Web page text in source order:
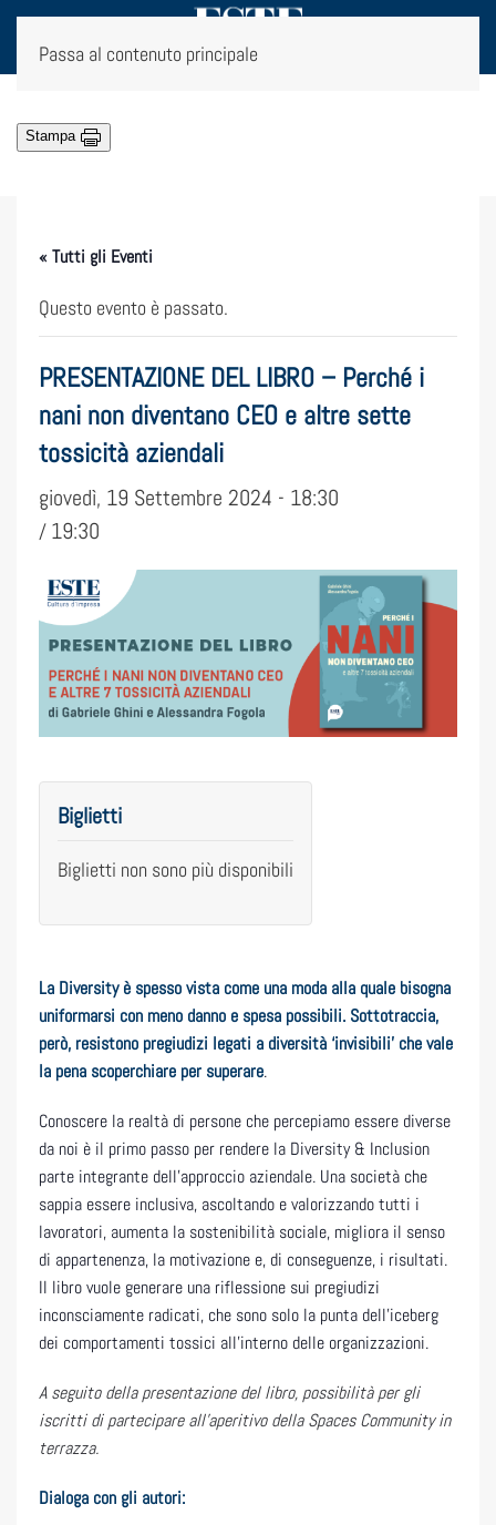
Passa al contenuto principale
Stampa
« Tutti gli Eventi
Questo evento è passato.
PRESENTAZIONE DEL LIBRO – Perché i
nani non diventano CEO e altre sette
tossicità aziendali
giovedì, 19 Settembre 2024 - 18:30
/ 19:30
Biglietti
Biglietti non sono più disponibili
La Diversity è spesso vista come una moda alla quale bisogna
uniformarsi con meno danno e spesa possibili. Sottotraccia,
però, resistono pregiudizi legati a diversità ‘invisibili’ che vale
la pena scoperchiare per superare.
Conoscere la realtà di persone che percepiamo essere diverse
da noi è il primo passo per rendere la Diversity & Inclusion
parte integrante dell’approccio aziendale. Una società che
sappia essere inclusiva, ascoltando e valorizzando tutti i
lavoratori, aumenta la sostenibilità sociale, migliora il senso
di appartenenza, la motivazione e, di conseguenze, i risultati.
Il libro vuole generare una riflessione sui pregiudizi
inconsciamente radicati, che sono solo la punta dell’iceberg
dei comportamenti tossici all’interno delle organizzazioni.
A seguito della presentazione del libro, possibilità per gli
iscritti di partecipare all’aperitivodella Spaces Communityin
terrazza.
Dialoga con gli autori: